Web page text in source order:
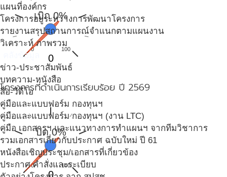
แผนที่องค์กร
โครงการอยู่ระหว่างการพัฒนาโครงการ
รายงานสรุปสถานการณ์จำแนกตามแผนงาน
วิเคราะห์ ภาพรวม
คลังข้อมูล
ข่าว-ประชาสัมพันธ์
บทความ-หนังสือ
สื่อ-วีดีโอ
คู่มือและแบบฟอร์ม กองทุนฯ
คู่มือและแบบฟอร์ม กองทุนฯ (งาน LTC)
คู่มือ เอกสารฯ และแนวทางการทำแผนฯ จากทีมวิชาการ
รวมเอกสารเกี่ยวกับประกาศ ฉบับใหม่ ปี 61
หนังสือเชิญประชุม/เอกสารที่เกี่ยวข้อง
ประกาศ คำสั่งและระเบียบ
เบิก 0%
0 100
0
โครงการที่ดำเนินการเรียบร้อย ปี 2569
ปิด 0%
0 100
0